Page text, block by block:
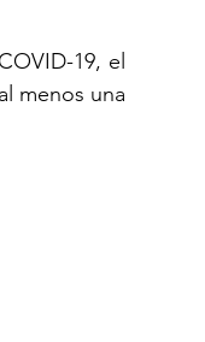
19, el
menos una